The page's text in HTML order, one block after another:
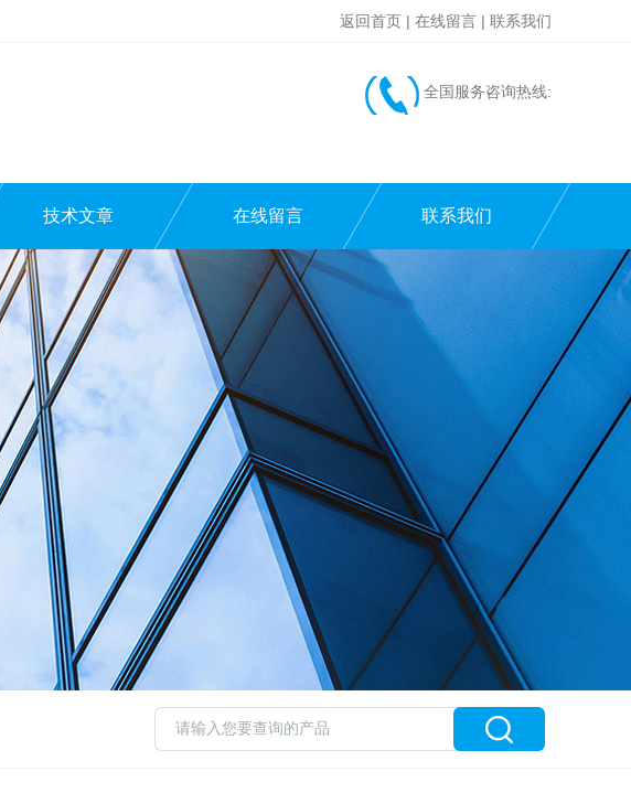
返回首页 | 在线留言 | 联系我们
全国服务咨询热线:
技术文章 在线留言 联系我们